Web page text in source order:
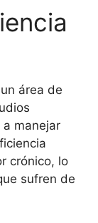
área de
a manejar
crónico, lo
sufren de